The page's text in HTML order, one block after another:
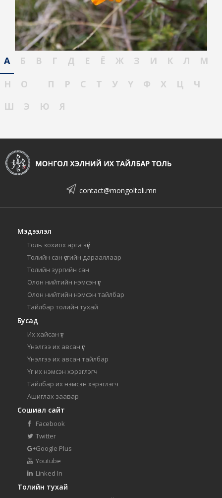
А Б В Г Д Е Ё Ж З И К Л
М
Н
О П Р С Т У Ү Ф Х Ц
Ч
Ш
Э Ю Я
contact@mongoltoli.mn
Мэдээлэл
Толь зохиох арга зүй
Толийн сан үсгийн дарааллаар
Толийн зургийн сан
Олон нийтийн нэмсэн үг
Олон нийтийн нэмсэн тайлбар
Тайлбар толийн тухай
Бусад
Их хайсан үг
Үнэлгээ их авсан үг
Үнэлгээ их авсан тайлбар
Үг их нэмсэн хэрэглэгч
Тайлбар их нэмсэн хэрэглэгч
Ашиглах заавар
Сошиал сайт
Facebook
Twitter
Google Plus
Youtube
Linked In
Толийн тухай